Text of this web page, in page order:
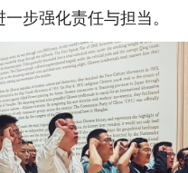
步强化责任与担当。